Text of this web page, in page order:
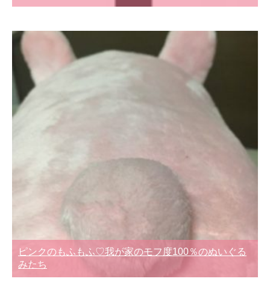
ピンクのもふもふ♡我が家のモフ度100％のぬいぐる
みたち